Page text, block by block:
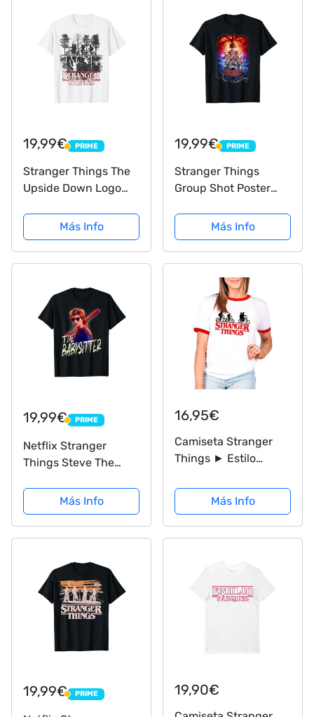
19,99€ PRIME
PRIME
Stranger Things The
Upside Down Logo
Más Info
19,99€ PRIME
PRIME
Stranger Things
Group Shot Poster
Más Info
19,99€ PRIME
PRIME
Netflix Stranger
Things Steve The
CamisetaMás Info
16,95€
Camiseta Stranger
Things ► Estilo
años 80" Manga Corta
para Mujer y Hombre
(S)
Más Info
19,99€ PRIME
PRIME 19,90€